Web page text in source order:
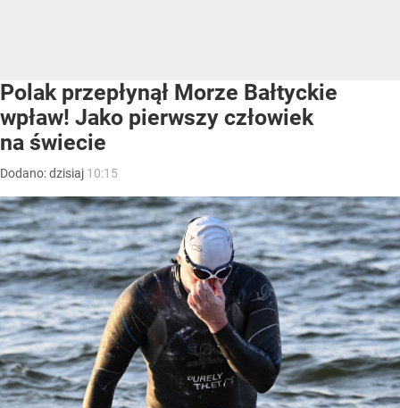
Polak przepłynął Morze Bałtyckie
wpław! Jako pierwszy człowiek
na świecie
Dodano:dzisiaj 10:15